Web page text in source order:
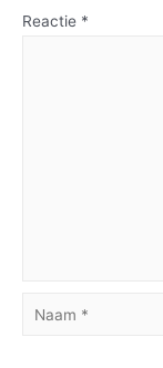
Reactie *
Naam